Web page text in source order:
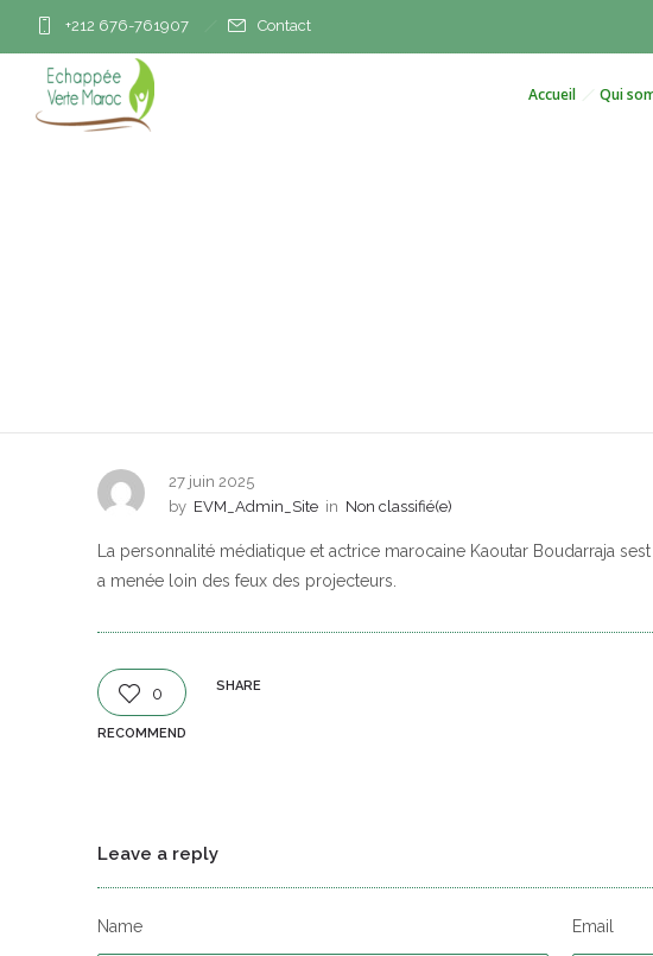
+212 676-761907 Contact
Accueil Qui
27 juin 2025
by EVM_Admin_Site in Non classifié(e)
La personnalité médiatique et actrice marocaine Kaoutar Boudarraja
a menée loin des feux des projecteurs.
0
RECOMMEND
SHARE
Leave a reply
Name Email